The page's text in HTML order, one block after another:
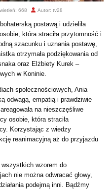
668 Autor: tv28
postawą i udzieliła
która straciła przytomność i
szacunku i uznania postawę,
otrzymała podziękowania od
oraz Elżbiety Kurek –
w Koninie.
społecznościowych, Ania
odwagą, empatią i prawdziwie
na nieszczęśliwe
osobie, która straciła
Korzystając z wiedzy
reanimacyjną aż do przyjazdu
wszystkich wzorem do
nie można odwracać głowy,
podejmą inni. Bądźmy